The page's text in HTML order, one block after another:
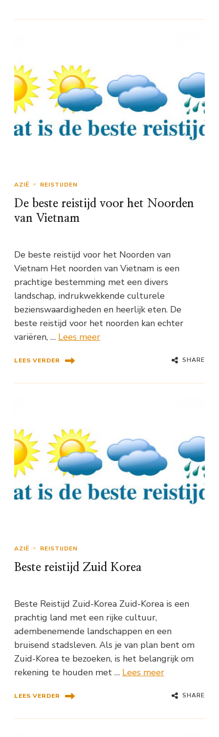
AZIË REISTIJDEN
De beste reistijd voor het Noorden
van Vietnam
De beste reistijd voor het Noorden van
Vietnam Het noorden van Vietnam is een
prachtige bestemming met een divers
landschap, indrukwekkende culturele
bezienswaardigheden en heerlijk eten. De
beste reistijd voor het noorden kan echter
variëren, … Lees meer
LEES VERDER SHARE
AZIË REISTIJDEN
Beste reistijd Zuid Korea
Beste Reistijd Zuid-Korea Zuid-Korea is een
prachtig land met een rijke cultuur,
adembenemende landschappen en een
bruisend stadsleven. Als je van plan bent om
Zuid-Korea te bezoeken, is het belangrijk om
rekening te houden met … Lees meer
LEES VERDER SHARE